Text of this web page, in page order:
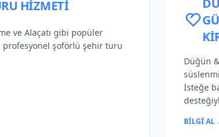
HIZMETI
ve Alaçatı gibi popüler
profesyonel şoförlü şehir turu
Düğün
İsteğe
BILGI AL